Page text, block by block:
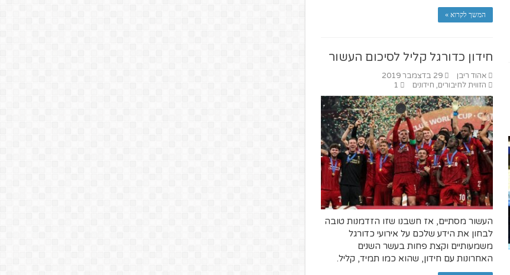
המשך לקרוא »
חידון כדורגל קליל לסיכום העשור
אהוד ריבן
29 בדצמבר 2019
הזווית לחיבורים, חידונים 1
העשור מסתיים, אז חשבנו שזו הזדמנות טובה
לבחון את הידע שלכם על אירועי כדורגל
משמעותיים וקצת פחות בעשר השנים
האחרונות עם חידון, שהוא כמו תמיד, קליל.